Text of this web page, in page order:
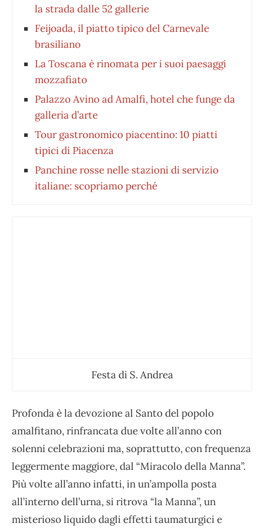
la strada dalle 52 gallerie
Feijoada, il piatto tipico del Carnevale
brasiliano
La Toscana è rinomata per i suoi paesaggi
mozzafiato
Palazzo Avino ad Amalfi, hotel che funge da
galleria d’arte
Tour gastronomico piacentino: 10 piatti
tipici di Piacenza
Panchine rosse nelle stazioni di servizio
italiane: scopriamo perché
Festa di S. Andrea
Profonda è la devozione al Santo del popolo
amalfitano, rinfrancata due volte all’anno con
solenni celebrazioni ma, soprattutto, con frequenza
leggermente maggiore, dal “Miracolo della Manna”.
Più volte all’anno infatti, in un’ampolla posta
all’interno dell’urna, si ritrova “la Manna”, un
misterioso liquido dagli effetti taumaturgici e